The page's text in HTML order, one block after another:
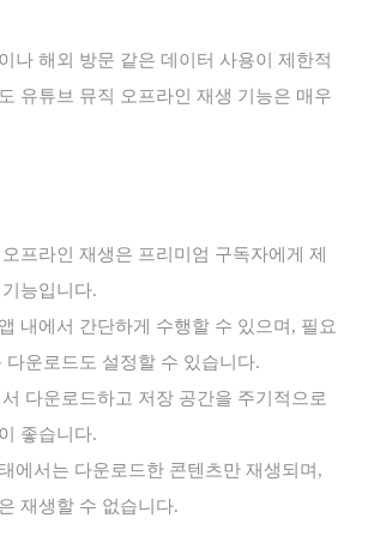
나 해외 방문 같은 데이터 사용이 제한적
유튜브 뮤직 오프라인 재생 기능은 매우
프라인 재생은 프리미엄 구독자에게 제
능입니다.
내에서 간단하게 수행할 수 있으며, 필요
다운로드도 설정할 수 있습니다.
다운로드하고 저장 공간을 주기적으로
좋습니다.
에서는 다운로드한 콘텐츠만 재생되며,
재생할 수 없습니다.